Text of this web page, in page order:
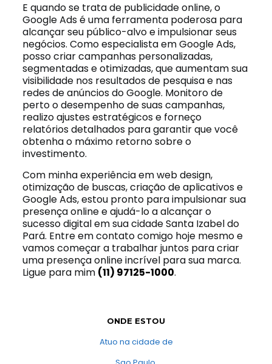
E quando se trata de publicidade online, o
Google Ads é uma ferramenta poderosa para
alcançar seu público-alvo e impulsionar seus
negócios. Como especialista em Google Ads,
posso criar campanhas personalizadas,
segmentadas e otimizadas, que aumentam sua
visibilidade nos resultados de pesquisa e nas
redes de anúncios do Google. Monitoro de
perto o desempenho de suas campanhas,
realizo ajustes estratégicos e forneço
relatórios detalhados para garantir que você
obtenha o máximo retorno sobre o
investimento.
Com minha experiência em web design,
otimização de buscas, criação de aplicativos e
Google Ads, estou pronto para impulsionar sua
presença online e ajudá-lo a alcançar o
sucesso digital em sua cidade Santa Izabel do
Pará. Entre em contato comigo hoje mesmo e
vamos começar a trabalhar juntos para criar
uma presença online incrível para sua marca.
Ligue para mim (11) 97125-1000.
ONDE ESTOU
Atuo na cidade de